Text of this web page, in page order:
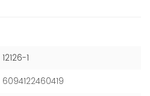
12126-1
6094122460419